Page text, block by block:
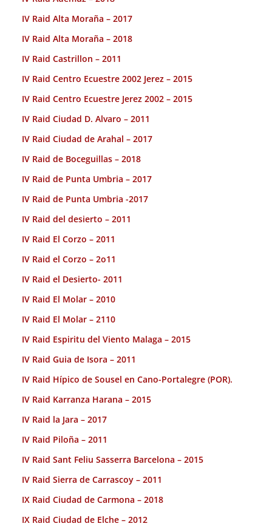
IV Raid Alta Moraña – 2017
IV Raid Alta Moraña – 2018
IV Raid Castrillon – 2011
IV Raid Centro Ecuestre 2002 Jerez – 2015
IV Raid Centro Ecuestre Jerez 2002 – 2015
IV Raid Ciudad D. Alvaro – 2011
IV Raid Ciudad de Arahal – 2017
IV Raid de Boceguillas – 2018
IV Raid de Punta Umbria – 2017
IV Raid de Punta Umbria -2017
IV Raid del desierto – 2011
IV Raid El Corzo – 2011
IV Raid el Corzo – 2o11
IV Raid el Desierto- 2011
IV Raid El Molar – 2010
IV Raid El Molar – 2110
IV Raid Espiritu del Viento Malaga – 2015
IV Raid Guia de Isora – 2011
IV Raid Hípico de Sousel en Cano-Portalegre (POR).
IV Raid Karranza Harana – 2015
IV Raid la Jara – 2017
IV Raid Piloña – 2011
IV Raid Sant Feliu Sasserra Barcelona – 2015
IV Raid Sierra de Carrascoy – 2011
IX Raid Ciudad de Carmona – 2018
IX Raid Ciudad de Elche – 2012